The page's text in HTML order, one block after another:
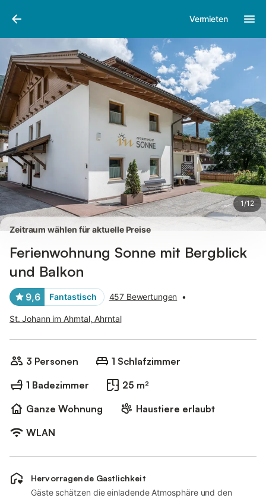
Vermieten
1/12
Bilder
Zeitraum wählen für aktuelle Preise
Ferienwohnung Sonne mit Bergblick
und Balkon
9,6 Fantastisch 457 Bewertungen •
St. Johann im Ahrntal, Ahrntal
3 Personen
1 Schlafzimmer
1 Badezimmer
25 m²
Ganze Wohnung
Haustiere erlaubt
WLAN
Hervorragende Gastlichkeit
Gäste schätzen die einladende Atmosphäre und den